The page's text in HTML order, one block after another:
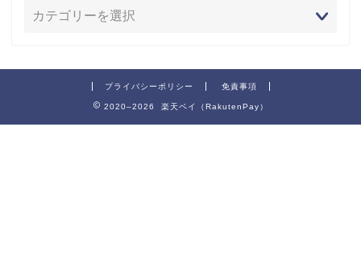
プライバシーポリシー 免責事項
2020–2026 楽天ペイ（RakutenPay）